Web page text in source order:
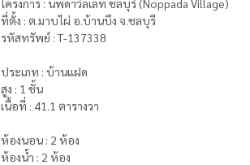
ที่ตั้ง : ต.มาบไผ่ อ.บ้านบึง จ.ชลบุรี
รหัสทรัพย์ : T-137338
ประเภท : บ้านแฝด
สูง : 1 ชั้น
เนื้อที่ : 41.1 ตารางวา
ห้องนอน : 2 ห้อง
ห้องน้ำ : 2 ห้อง